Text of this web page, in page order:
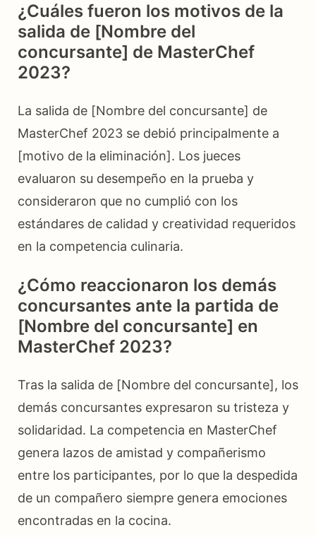
¿Cuáles fueron los motivos de la
salida de [Nombre del
concursante] de MasterChef
2023?
La salida de [Nombre del concursante] de
MasterChef 2023 se debió principalmente a
[motivo de la eliminación]. Los jueces
evaluaron su desempeño en la prueba y
consideraron que no cumplió con los
estándares de calidad y creatividad requeridos
en la competencia culinaria.
¿Cómo reaccionaron los demás
concursantes ante la partida de
[Nombre del concursante] en
MasterChef 2023?
Tras la salida de [Nombre del concursante], los
demás concursantes expresaron su tristeza y
solidaridad. La competencia en MasterChef
genera lazos de amistad y compañerismo
entre los participantes, por lo que la despedida
de un compañero siempre genera emociones
encontradas en la cocina.